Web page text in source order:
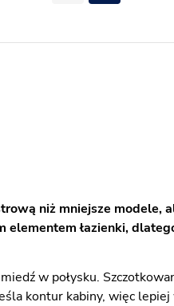
niż mniejsze modele,
łazienki,
w połysku.
kontur kabiny, więc